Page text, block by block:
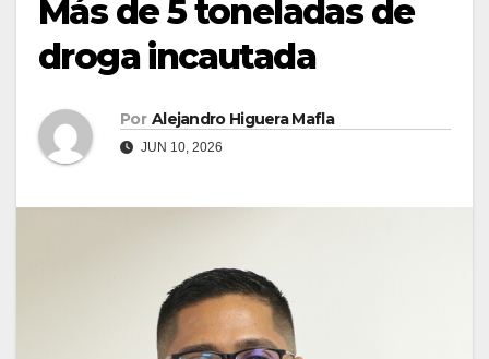
Más de 5 toneladas de
droga incautada
Por Alejandro Higuera Mafla
JUN 10, 2026